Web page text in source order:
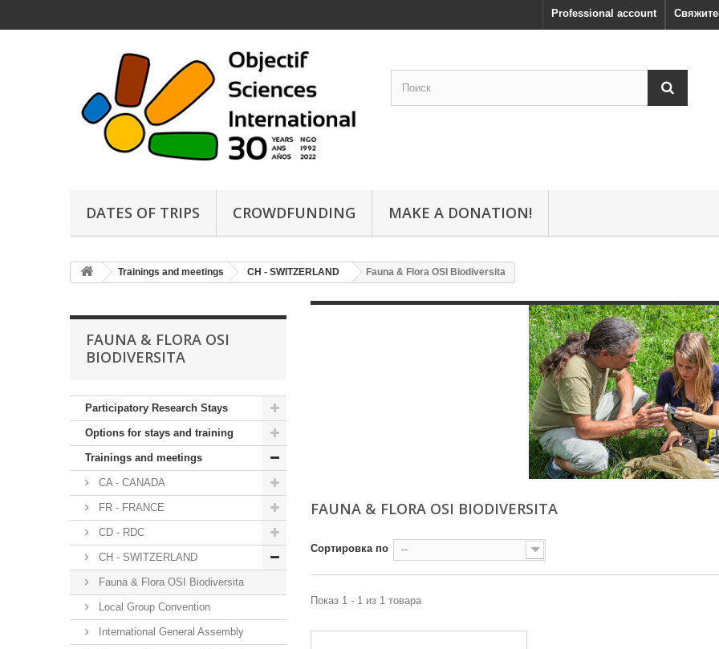
Professional account
DATES OF TRIPS CROWDFUNDING MAKE A DONATION!
Trainings and meetings CH - SWITZERLAND Fauna & Flora OSI Biodiversita
FAUNA & FLORA OSI
BIODIVERSITA
Participatory Research Stays
Options for stays and training
Trainings and meetings
CA - CANADA
FR - FRANCE
CD - RDC
CH - SWITZERLAND
Fauna & Flora OSI Biodiversita
Local Group Convention
International General Assembly
FAUNA & FLORA OSI BIODIVERSITA
Сортировка по --
Показ 1 - 1 из 1 товара